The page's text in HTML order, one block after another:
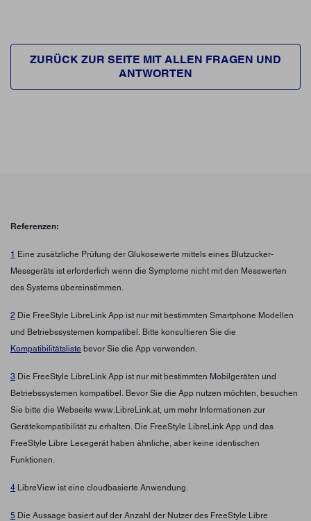
ZURÜCK ZUR SEITE MIT ALLEN FRAGEN UND
ANTWORTEN
Referenzen:
1 Eine zusätzliche Prüfung der Glukosewerte mittels eines Blutzucker-
Messgeräts ist erforderlich wenn die Symptome nicht mit den Messwerten
des Systems übereinstimmen.
2 Die FreeStyle LibreLink App ist nur mit bestimmten Smartphone Modellen
und Betriebssystemen kompatibel. Bitte konsultieren Sie die
Kompatibilitätsliste bevor Sie die App verwenden.
3 Die FreeStyle LibreLink App ist nur mit bestimmten Mobilgeräten und
Betriebssystemen kompatibel. Bevor Sie die App nutzen möchten, besuchen
Sie bitte die Webseite www.LibreLink.at, um mehr Informationen zur
Gerätekompatibilität zu erhalten. Die FreeStyle LibreLink App und das
FreeStyle Libre Lesegerät haben ähnliche, aber keine identischen
Funktionen.
4 LibreView ist eine cloudbasierte Anwendung.
5 Die Aussage basiert auf der Anzahl der Nutzer des FreeStyle Libre